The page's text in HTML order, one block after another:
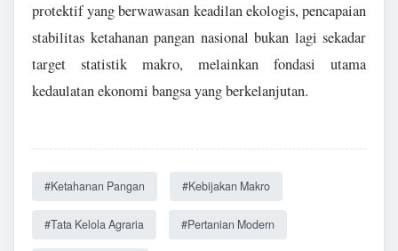
protektif yang berwawasan keadilan ekologis, pencapaian
stabilitas ketahanan pangan nasional bukan lagi sekadar
target statistik makro, melainkan fondasi utama
kedaulatan ekonomi bangsa yang berkelanjutan.
#Ketahanan Pangan #Kebijakan Makro
#Tata Kelola Agraria #Pertanian Modern